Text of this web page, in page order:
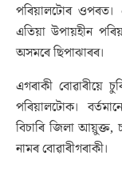
পৰিয়ালটোৰ ওপৰত।
এতিয়া উপায়হীন
অসমৰে ছিপাঝাৰৰ।
এগৰাকী বোৱাৰীয়ে
পৰিয়ালটোক।
বিচাৰি জিলা আয়ুক্ত,
নামৰ বোৱাৰীগৰাকী।